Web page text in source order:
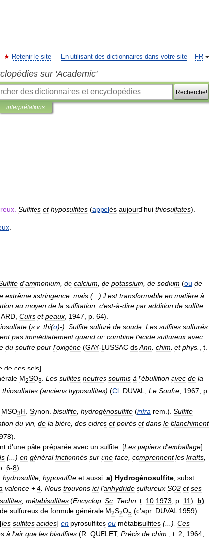
FR
Retenir le site En utilisant des dictionnaires dans votre site
sur 'Academic'
Recherche!
interprétations
Sulfites et hyposulfites (appelés aujourd'hui thiosulfates).
d'ammonium de calcium de potassium de sodium (ou de
extrême astringence mais (...) il est transformable en matière à
au moyen de la sulfitation c'est-à-dire par addition de sulfite
Cuirs et peaux 1947 p 64).
(s v. thi(o)-). Sulfite sulfuré de soude Les sulfites sulfurés
pas immédiatement quand on combine l'acide sulfureux avec
du soufre pour l'oxigène (GAY-LUSSAC ds Ann chim et phys t
de ces sels]
M2SO3 Les sulfites neutres soumis à l'ébullition avec de la
thiosulfates (anciens hyposulfites) (Cl DUVAL Le Soufre 1967 p
MSO3H Synon bisulfite hydrogénosulfite (infra rem .). Sulfite
du vin, de la bière, des cidres et poirés et dans le blanchiment
).
d'une pâte préparée avec un sulfite . [Les papiers d'emballage]
(...) en général frictionnés sur une face comprennent les krafts
6-8).
hydrosulfite hyposulfite et aussi: a) Hydrogénosulfite subst
valence + 4 Nous trouvons ici l'anhydride sulfureux SO2 et ses
métabisulfites (Encyclop Sc Techn t 10 1973 p 11). b)
sulfureux de formule générale M2S2O5 (d'apr. DUVAL 1959).
[les sulfites acides] en pyrosulfites ou métabisulfites (...). Ces
à l'air que les bisulfites (R QUELET, Précis de chim t 2 1964